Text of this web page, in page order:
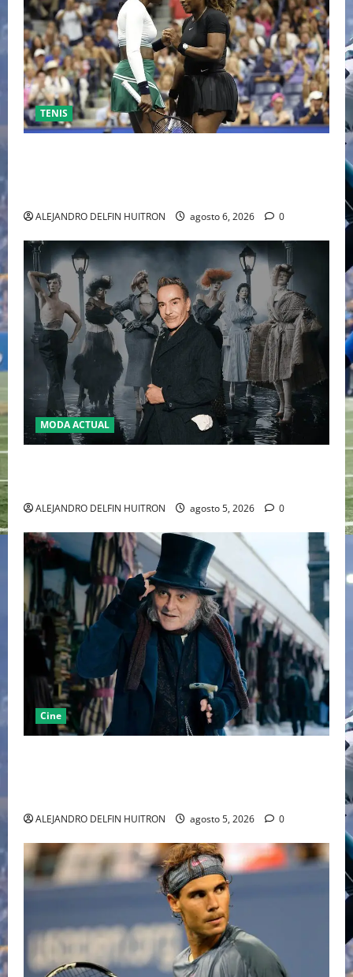
TENIS
ALEJANDRO DELFIN HUITRON agosto 6, 2026 0
MODA ACTUAL
ALEJANDRO DELFIN HUITRON agosto 5, 2026 0
Cine
ALEJANDRO DELFIN HUITRON agosto 5, 2026 0